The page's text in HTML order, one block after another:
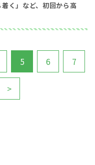
く」など、初回から高
5 6 7
>